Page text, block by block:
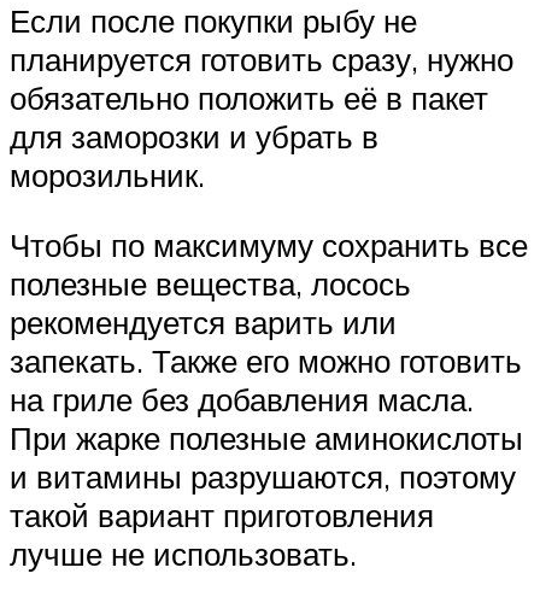
Если после покупки рыбу не
планируется готовить сразу, нужно
обязательно положить её в пакет
для заморозки и убрать в
морозильник.
Чтобы по максимуму сохранить все
полезные вещества, лосось
рекомендуется варить или
запекать. Также его можно готовить
на гриле без добавления масла.
При жарке полезные аминокислоты
и витамины разрушаются, поэтому
такой вариант приготовления
лучше не использовать.